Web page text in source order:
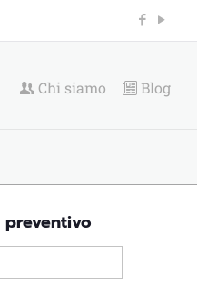
Chi siamo Blog